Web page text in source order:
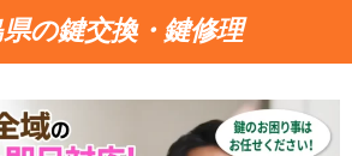
の鍵交換・鍵修理